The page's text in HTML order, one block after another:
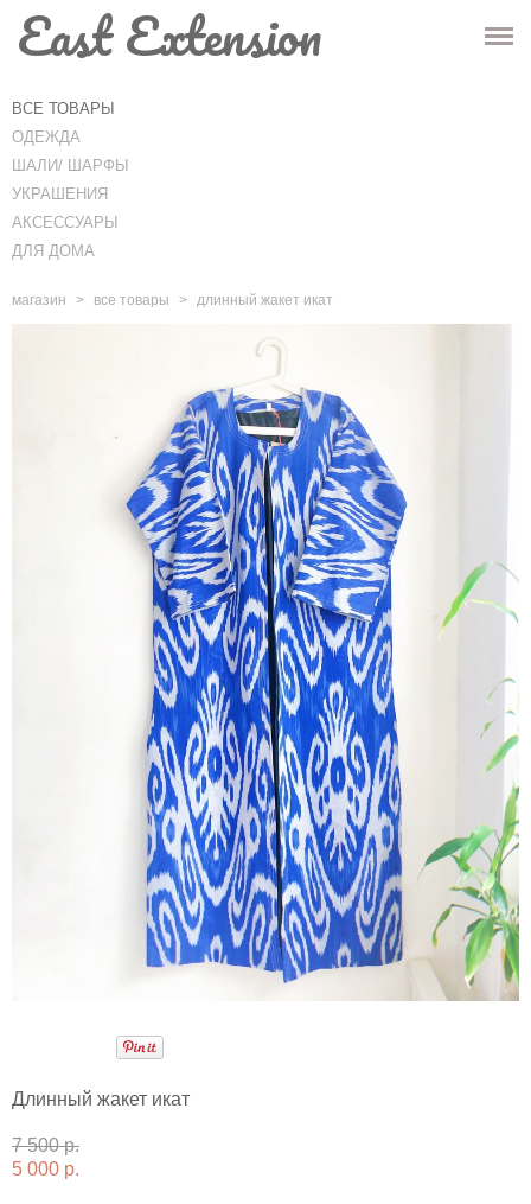
ГЛАВНАЯ
МАГАЗИН
ИНФО
КОНТАКТЫ
East Extension
ВСЕ ТОВАРЫ
ОДЕЖДА
ШАЛИ/ ШАРФЫ
УКРАШЕНИЯ
АКСЕССУАРЫ
ДЛЯ ДОМА
магазин > все товары > длинный жакет икат
Длинный жакет икат
7 500 p.
5 000 p.